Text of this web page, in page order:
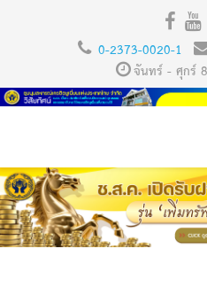
0-2373-0020-1
จันทร์ - ศุกร์